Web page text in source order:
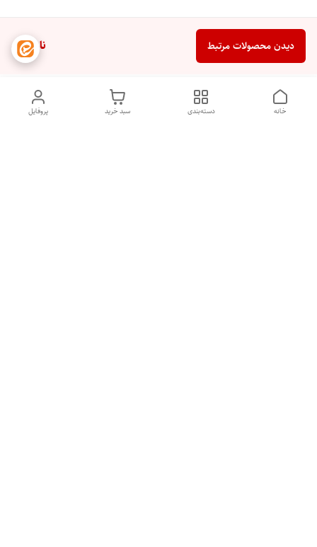
ناموجود دیدن محصولات مرتبط
پروفایل سبد خرید دسته‌بندی خانه